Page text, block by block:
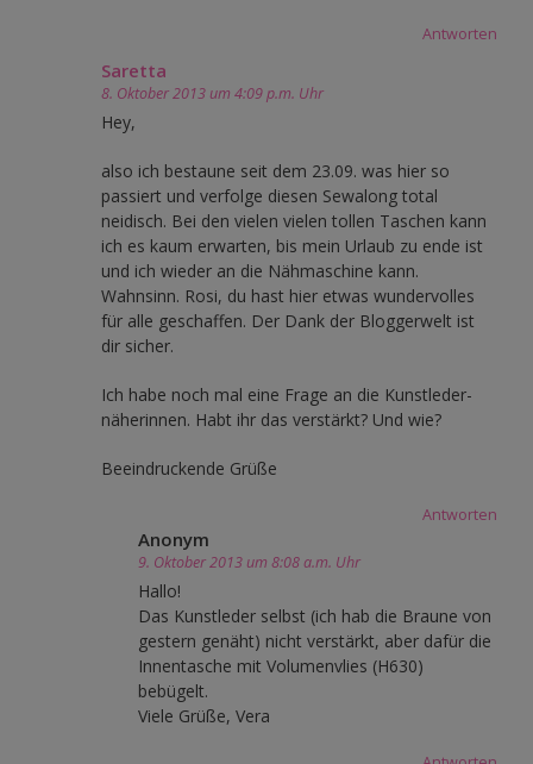
Antworten
Saretta
8. Oktober 2013 um 4:09 p.m. Uhr
Hey,
also ich bestaune seit dem 23.09. was hier so
passiert und verfolge diesen Sewalong total
neidisch. Bei den vielen vielen tollen Taschen kann
ich es kaum erwarten, bis mein Urlaub zu ende ist
und ich wieder an die Nähmaschine kann.
Wahnsinn. Rosi, du hast hier etwas wundervolles
für alle geschaffen. Der Dank der Bloggerwelt ist
dir sicher.
Ich habe noch mal eine Frage an die Kunstleder-
näherinnen. Habt ihr das verstärkt? Und wie?
Beeindruckende Grüße
Antworten
Anonym
9. Oktober 2013 um 8:08 a.m. Uhr
Hallo!
Das Kunstleder selbst (ich hab die Braune von
gestern genäht) nicht verstärkt, aber dafür die
Innentasche mit Volumenvlies (H630)
bebügelt.
Viele Grüße, Vera